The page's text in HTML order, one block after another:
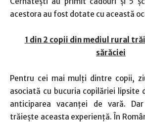
acestora au fost dotate cu această
1 din 2 copii din mediul rural
sărăciei
Pentru cei mai mulţi dintre copii,
asociată cu bucuria copilăriei lipsite
anticiparea vacanţei de vară.
trăieşte aceasta experienţă. În